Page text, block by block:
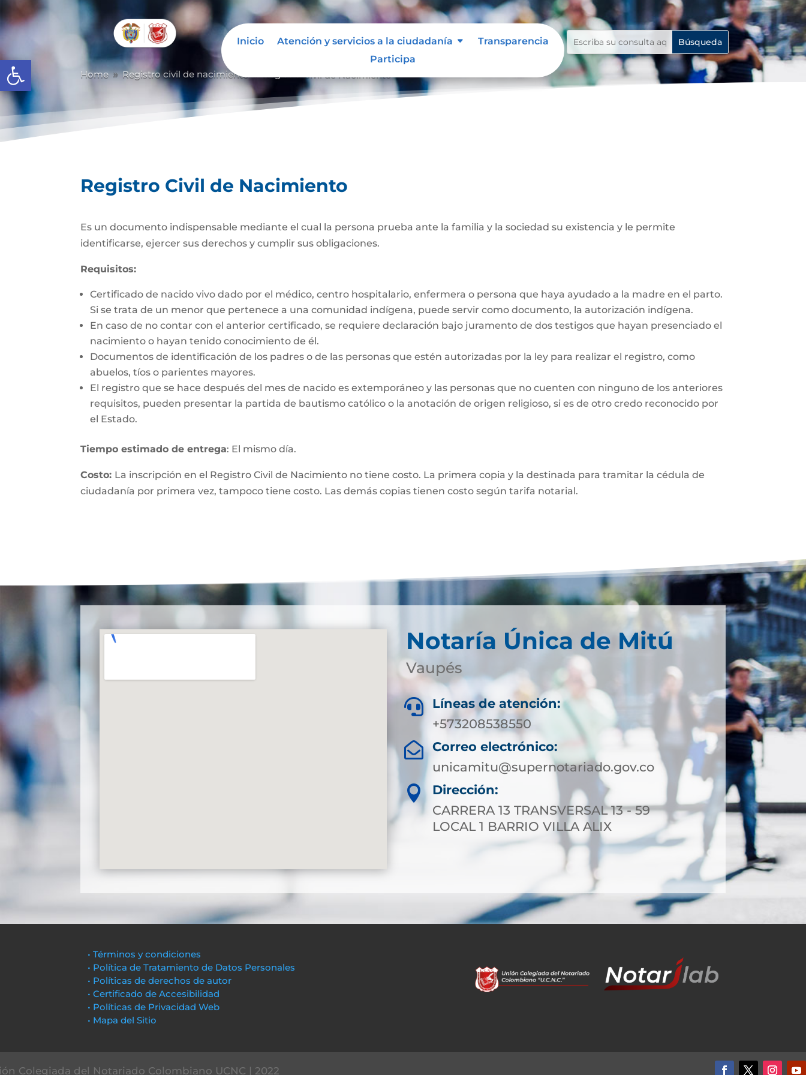
Abrir barra de herramientas
Inicio Atención y servicios a la ciudadanía
Transparencia
Participa
Home 9 Registro civil de nacimiento
Registro Civil de Nacimiento
Es un documento indispensable mediante el cual la persona prueba ante la familia y la sociedad su existencia y le permite
identificarse, ejercer sus derechos y cumplir sus obligaciones.
Requisitos:
Certificado de nacido vivo dado por el médico, centro hospitalario, enfermera o persona que haya ayudado a la madre en el parto.
Si se trata de un menor que pertenece a una comunidad indígena, puede servir como documento, la autorización indígena.
En caso de no contar con el anterior certificado, se requiere declaración bajo juramento de dos testigos que hayan presenciado el
nacimiento o hayan tenido conocimiento de él.
Documentos de identificación de los padres o de las personas que estén autorizadas por la ley para realizar el registro, como
abuelos, tíos o parientes mayores.
El registro que se hace después del mes de nacido es extemporáneo y las personas que no cuenten con ninguno de los anteriores
requisitos, pueden presentar la partida de bautismo católico o la anotación de origen religioso, si es de otro credo reconocido por
el Estado.
Tiempo estimado de entrega: El mismo día.
Costo: La inscripción en el Registro Civil de Nacimiento no tiene costo. La primera copia y la destinada para tramitar la cédula de
ciudadanía por primera vez, tampoco tiene costo. Las demás copias tienen costo según tarifa notarial.
Notaría Única de Mitú
Vaupés

Líneas de atención:
+573208538550
 Correo electrónico:
unicamitu@supernotariado.gov.co

Dirección:
CARRERA 13 TRANSVERSAL 13 - 59
LOCAL 1 BARRIO VILLA ALIX
• Términos y condiciones
• Política de Tratamiento de Datos Personales
• Políticas de derechos de autor
• Certificado de Accesibilidad
• Políticas de Privacidad Web
• Mapa del Sitio
Colegiada del Notariado Colombiano UCNC | 2022